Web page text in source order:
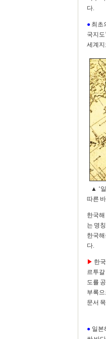
다.
●최초
국지
세계지
▲ ‘일
따른
한국
는 명
한국
다.
▶ 한
르투갈
도를
부록으
문서
● 일본